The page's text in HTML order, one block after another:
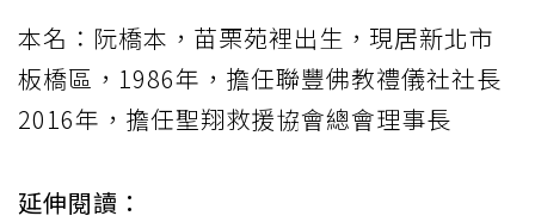
本名：阮橋本，苗栗苑裡出生，現居新北市
板橋區，1986年，擔任聯豐佛教禮儀社社長
2016年，擔任聖翔救援協會總會理事長
延伸閱讀：